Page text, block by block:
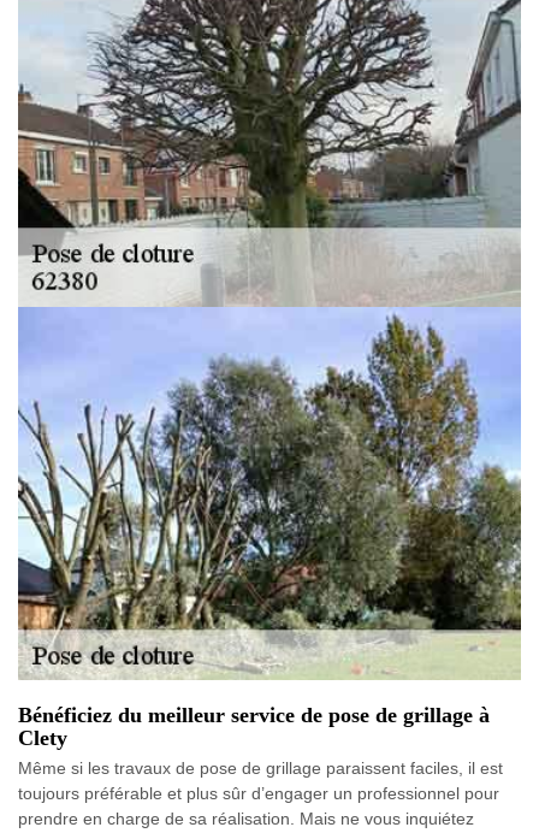
Bénéficiez du meilleur service de pose de grillage à
Clety
Même si les travaux de pose de grillage paraissent faciles, il est
toujours préférable et plus sûr d’engager un professionnel pour
prendre en charge de sa réalisation. Mais ne vous inquiétez